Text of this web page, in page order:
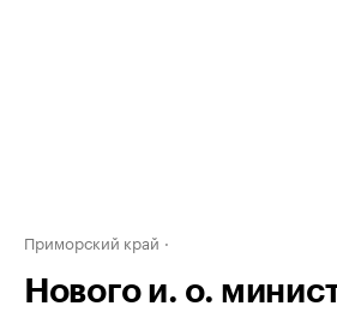
Приморский край
Нового и. о.